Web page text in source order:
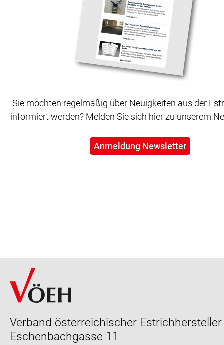
Sie möchten regelmäßig über Neuigkeiten aus der
informiert werden? Melden Sie sich hier zu unserem
Anmeldung Newsletter
Verband österreichischer Estrichhersteller
Eschenbachgasse 11